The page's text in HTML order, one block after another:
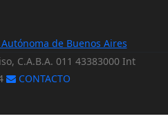
C.A.B.A. 011 43383000 Int
CONTACTO